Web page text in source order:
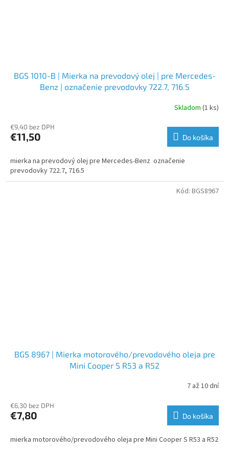
BGS 1010-B | Mierka na prevodový olej | pre Mercedes-
Benz | označenie prevodovky 722.7, 716.5
Skladom (1 ks)
€9,40 bez DPH
€11,50 Do košíka
mierka na prevodový olej pre Mercedes-Benz označenie
prevodovky 722.7, 716.5
BGS 8967 | Mierka motorového/prevodového oleja pre
Mini Cooper S R53 a R52
7 až 10 dní
€6,30 bez DPH
€7,80 Do košíka
mierka motorového/prevodového oleja pre Mini Cooper S R53 a R52
Kód: BGS8967